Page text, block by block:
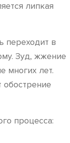
липкая
переходит в
Зуд, жжение
многих лет.
процесса: